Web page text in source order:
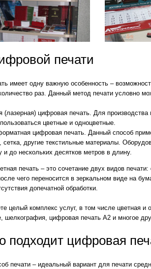
печати
имеет одну важную особенность –
раз. Данный метод печати условно
(лазерная) цифровая печать. Для
цветные и одноцветные.
цифровая печать. Данный способ
сетка, другие текстильные материалы.
и до нескольких десятков метров в длину.
печать – это сочетание двух видов
чего переносится в зеркальном виде на
допечатной обработки.
целый комплекс услуг, в том числе цветная
шелкография, цифровая печать A2 и многое
подходит цифровая
печати – идеальный вариант для печати